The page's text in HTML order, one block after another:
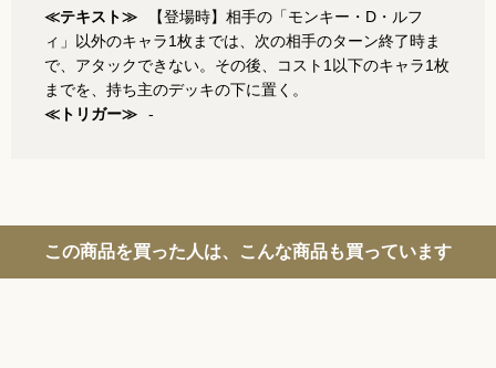
≪テキスト≫
【登場時】相手の「モンキー・D・ルフ
ィ」以外のキャラ1枚までは、次の相手のターン終了時ま
で、アタックできない。その後、コスト1以下のキャラ1枚
までを、持ち主のデッキの下に置く。
≪トリガー≫
-
この商品を買った人は、こんな商品も買っています